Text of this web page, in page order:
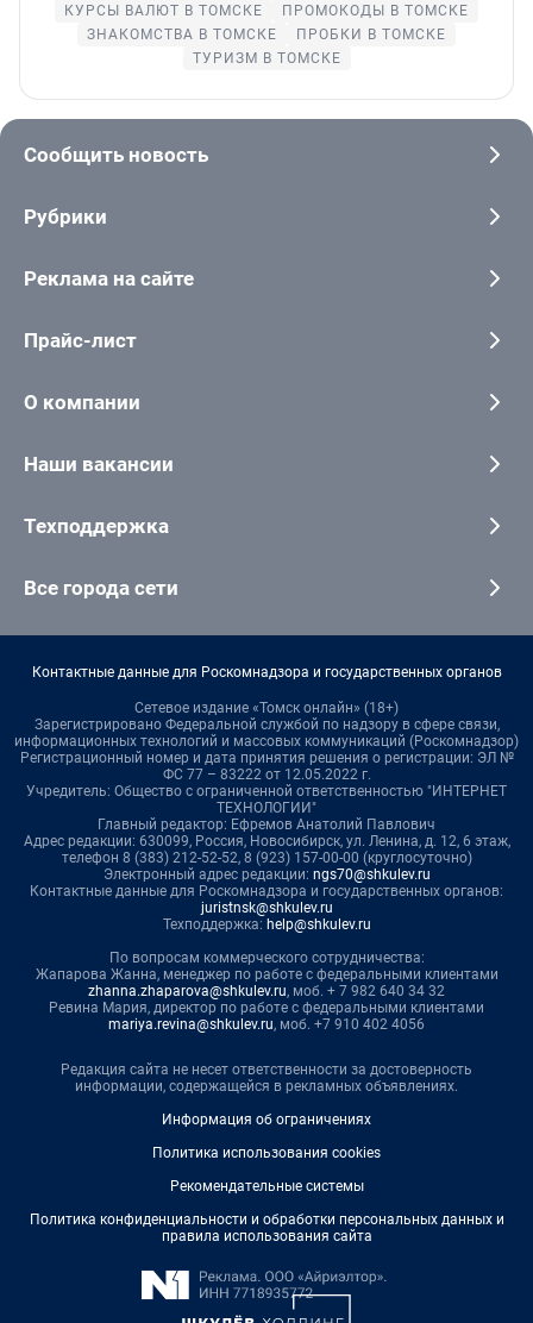
КУРСЫ ВАЛЮТ В ТОМСКЕ
ПРОМОКОДЫ В ТОМСКЕ
ЗНАКОМСТВА В ТОМСКЕ
ПРОБКИ В ТОМСКЕ
ТУРИЗМ В ТОМСКЕ
Сообщить новость
Рубрики
Реклама на сайте
Прайс-лист
О компании
Наши вакансии
Техподдержка
Все города сети
Контактные данные для Роскомнадзора и государственных органов
Сетевое издание «Томск онлайн» (18+)
Зарегистрировано Федеральной службой по надзору в сфере связи,
информационных технологий и массовых коммуникаций (Роскомнадзор)
Регистрационный номер и дата принятия решения о регистрации: ЭЛ №
ФС 77 – 83222 от 12.05.2022 г.
Учредитель: Общество с ограниченной ответственностью "ИНТЕРНЕТ
ТЕХНОЛОГИИ"
Главный редактор: Ефремов Анатолий Павлович
Адрес редакции: 630099, Россия, Новосибирск, ул. Ленина, д. 12, 6 этаж,
телефон 8 (383) 212-52-52, 8 (923) 157-00-00 (круглосуточно)
Электронный адрес редакции: ngs70@shkulev.ru
Контактные данные для Роскомнадзора и государственных органов:
juristnsk@shkulev.ru
Техподдержка: help@shkulev.ru
По вопросам коммерческого сотрудничества:
Жапарова Жанна, менеджер по работе с федеральными клиентами
zhanna.zhaparova@shkulev.ru, моб. + 7 982 640 34 32
Ревина Мария, директор по работе с федеральными клиентами
mariya.revina@shkulev.ru, моб. +7 910 402 4056
Редакция сайта не несет ответственности за достоверность
информации, содержащейся в рекламных объявлениях.
Информация об ограничениях
Политика использования cookies
Рекомендательные системы
Политика конфиденциальности и обработки персональных данных и
правила использования сайта